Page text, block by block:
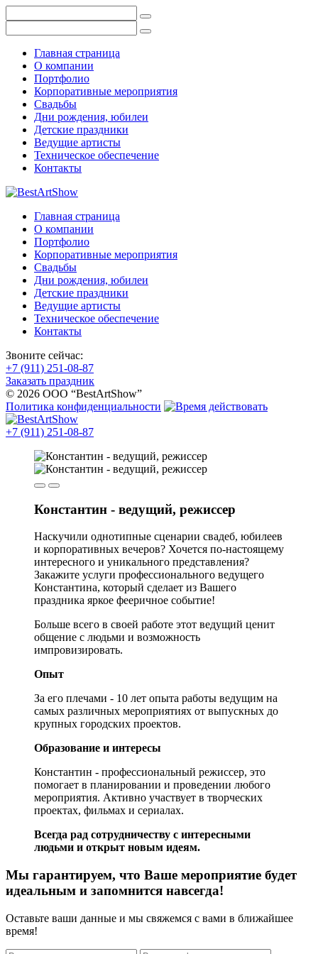
Главная страница
О компании
Портфолио
Корпоративные мероприятия
Свадьбы
Дни рождения, юбилеи
Детские праздники
Ведущие артисты
Техническое обеспечение
Контакты
Главная страница
О компании
Портфолио
Корпоративные мероприятия
Свадьбы
Дни рождения, юбилеи
Детские праздники
Ведущие артисты
Техническое обеспечение
Контакты
Звоните сейчас:
+7 (911) 251-08-87
Заказать праздник
© 2026 ООО “BestArtShow”
Политика конфиденциальности
+7 (911) 251-08-87
Константин - ведущий, режиссер
Наскучили однотипные сценарии свадеб, юбилеев
и корпоративных вечеров? Хочется по-настоящему
интересного и уникального представления?
Закажите услуги профессионального ведущего
Константина, который сделает из Вашего
праздника яркое фееричное событие!
Больше всего в своей работе этот ведущий ценит
общение с людьми и возможность
импровизировать.
Опыт
За его плечами - 10 лет опыта работы ведущим на
самых различных мероприятиях от выпускных до
крупных городских проектов.
Образование и интересы
Константин - профессиональный режиссер, это
помогает в планировании и проведении любого
мероприятия. Активно участвует в творческих
проектах, фильмах и сериалах.
Всегда рад сотрудничеству с интересными
людьми и открыт новым идеям.
Мы гарантируем, что Ваше мероприятие будет
идеальным и запомнится навсегда!
Оставьте ваши данные и мы свяжемся с вами в ближайшее
время!